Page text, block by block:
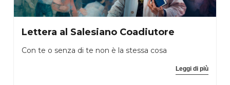
Lettera al Salesiano Coadiutore
Con te o senza di te non è la stessa cosa
Leggi di più